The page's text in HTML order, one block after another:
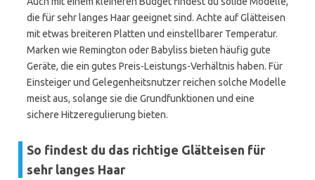
die für sehr langes Haar geeignet sind. Achte auf Glätteisen
mit etwas breiteren Platten und einstellbarer Temperatur.
Marken wie Remington oder Babyliss bieten häufig gute
Geräte, die ein gutes Preis-Leistungs-Verhältnis haben. Für
Einsteiger und Gelegenheitsnutzer reichen solche Modelle
meist aus, solange sie die Grundfunktionen und eine
sichere Hitzeregulierung bieten.
So findest du das richtige Glätteisen für
sehr langes Haar